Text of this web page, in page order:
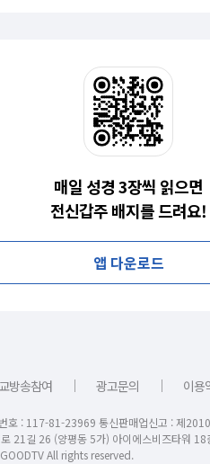
매일 성경 3장씩 읽으면
전신갑주 배지를 드려요!
앱 다운로드
방송참여 ｜ 광고문의 ｜ 이용
호 : 117-81-23969 통신판매업신고 : 제
로 21길 26 (양평동 5가) 아이에스비즈타워
All rights reserved.